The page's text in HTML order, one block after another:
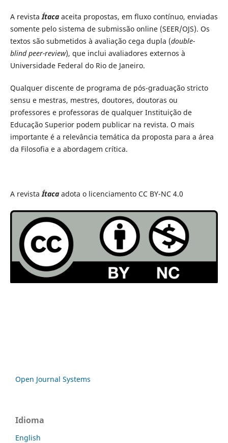
A revista Ítacaaceita propostas, em fluxo contínuo, enviadas
somente pelo sistema de submissão online (SEER/OJS). Os
textos são submetidos à avaliação cega dupla (double-
blind peer-review), que inclui avaliadores externos à
Universidade Federal do Rio de Janeiro.
Qualquer discente de programa de pós-graduação stricto
sensu e mestras, mestres, doutores, doutoras ou
professores e professoras de qualquer Instituição de
Educação Superior podem publicar na revista. O mais
importante é a relevância temática da proposta para a área
da Filosofia e a abordagem crítica.
A revista Ítacaadota o licenciamento CC BY-NC 4.0
Open Journal Systems
Idioma
English